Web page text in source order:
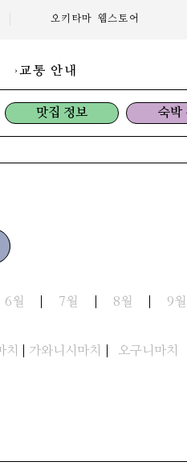
오키타마 웹스토어
교통 안내
맛집 정보 숙박
6월 7월 8월 9월
치 가와니시마치 오구니마치